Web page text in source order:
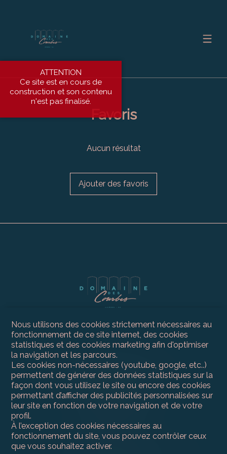
Favoris
Aucun résultat
Ajouter des favoris
Contactez-nous
Compagnie Immobilière du Léman SA
Route du Grand-Lancy 50
1212 Grand-Lancy
Tél. +41 22 300 59 30
Retrouvez-nous
Nous utilisons des cookies strictement nécessaires au
fonctionnement de ce site internet, des cookies
statistiques et des cookies marketing afin d'optimiser
la navigation et les parcours.
Les cookies non-nécessaires (youtube, google, etc..)
permettent de générer des données statistiques sur la
façon dont vous utilisez le site ou encore des cookies
permettant d’afficher des publicités personnalisées sur
leur site en fonction de votre navigation et de votre
profil.
À l’exception des cookies nécessaires au
fonctionnement du site, vous pouvez contrôler ceux
que vous souhaitez activer.
ATTENTION
Ce site est en cours de
construction et son contenu
n'est pas finalisé.